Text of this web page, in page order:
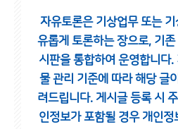
자유토론은 기상업무 또는
유롭게 토론하는 장으로, 기존
시판을 통합하여 운영합니다.
물 관리 기준에 따라 해당 글
려드립니다. 게시글 등록 시
인정보가 포함될 경우 개인정